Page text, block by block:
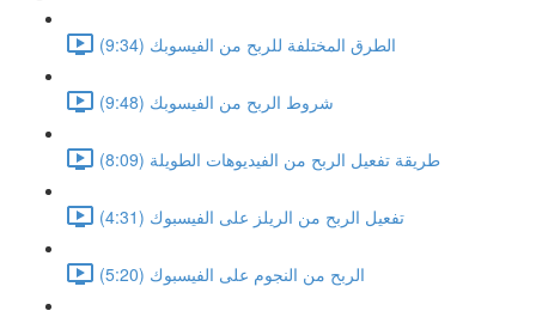
الطرق المختلفة للربح من الفيسوبك (9:34)
شروط الربح من الفيسوبك (9:48)
طريقة تفعيل الربح من الفيديوهات الطويلة (8:09)
تفعيل الربح من الريلز على الفيسبوك (4:31)
الربح من النجوم على الفيسبوك (5:20)